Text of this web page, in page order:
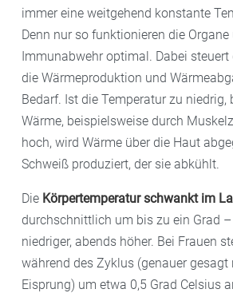
immer eine weitgehend konstante
Denn nur so funktionieren die Organe
Immunabwehr optimal. Dabei
die Wärmeproduktion und
Bedarf. Ist die Temperatur zu niedrig,
Wärme, beispielsweise durch
hoch, wird Wärme über die Haut
Schweiß produziert, der sie abkühlt.
Die Körpertemperatur schwankt im
durchschnittlich um bis zu ein Grad
niedriger, abends höher. Bei Frauen
während des Zyklus (genauer gesagt
Eisprung) um etwa 0,5 Grad Celsius